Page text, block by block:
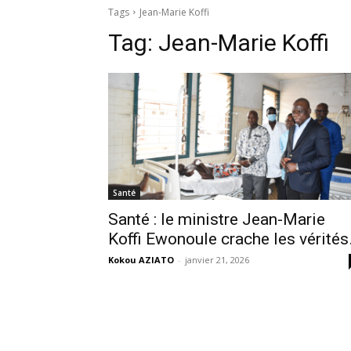
Tags Jean-Marie Koffi
Tag: Jean-Marie Koffi
Santé
Santé : le ministre Jean-Marie
Koffi Ewonoule crache les
Kokou AZIATO - janvier 21, 2026